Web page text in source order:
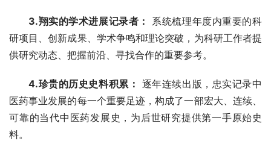
3.翔实的学术进展记录者：
系统梳理年度内重要的科
研项目、创新成果、学术争鸣和理论突破，为科研工作者提
供研究动态、把握前沿、寻找合作的重要参考。
4.珍贵的历史史料积累： 逐年连续出版，忠实记录中
医药事业发展的每一个重要足迹，构成了一部宏大、连续、
可靠的当代中医药发展史，为后世研究提供第一手原始史
料。